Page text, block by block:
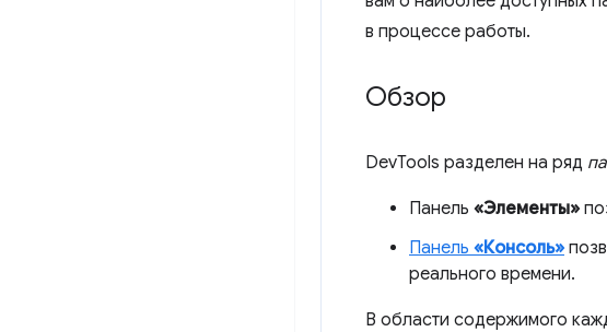
в процессе работы.
Обзор
DevTools разделен на ряд
Панель «Элементы»
Панель «Консоль»
реального времени.
В области содержимого